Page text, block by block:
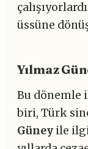
üssüne
Yılmaz
Bu dönemle
biri, Türk
Güney ile